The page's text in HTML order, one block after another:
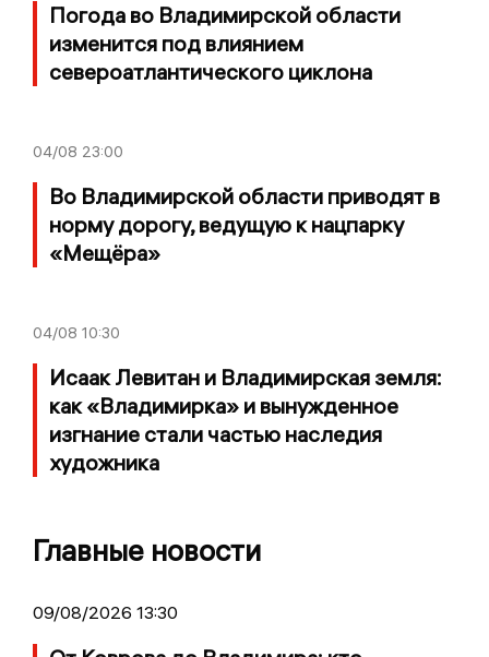
Погода во Владимирской области
изменится под влиянием
североатлантического циклона
04/08 23:00
Во Владимирской области приводят в
норму дорогу, ведущую к нацпарку
«Мещёра»
04/08 10:30
Исаак Левитан и Владимирская земля:
как «Владимирка» и вынужденное
изгнание стали частью наследия
художника
Главные новости
09/08/2026 13:30